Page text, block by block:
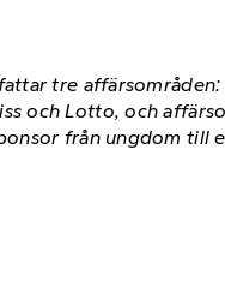
tre
och Lotto, och
från ungdom till